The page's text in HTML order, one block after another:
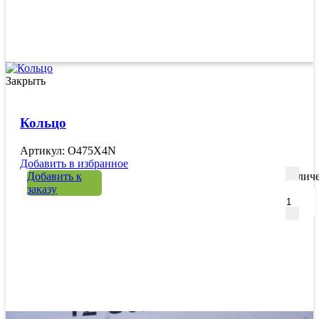
Закрыть
Кольцо
Артикул: O475X4N
Добавить в избранное
Добавить к
заказу